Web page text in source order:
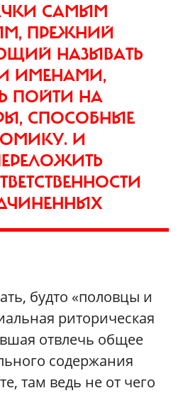
САМЫМ
ПРЕЖНИЙ
НАЗЫВАТЬ
ИМЕНАМИ,
ПОЙТИ НА
СПОСОБНЫЕ
И
будто «половцы и
риторическая
отвлечь общее
содержания
там ведь не от чего